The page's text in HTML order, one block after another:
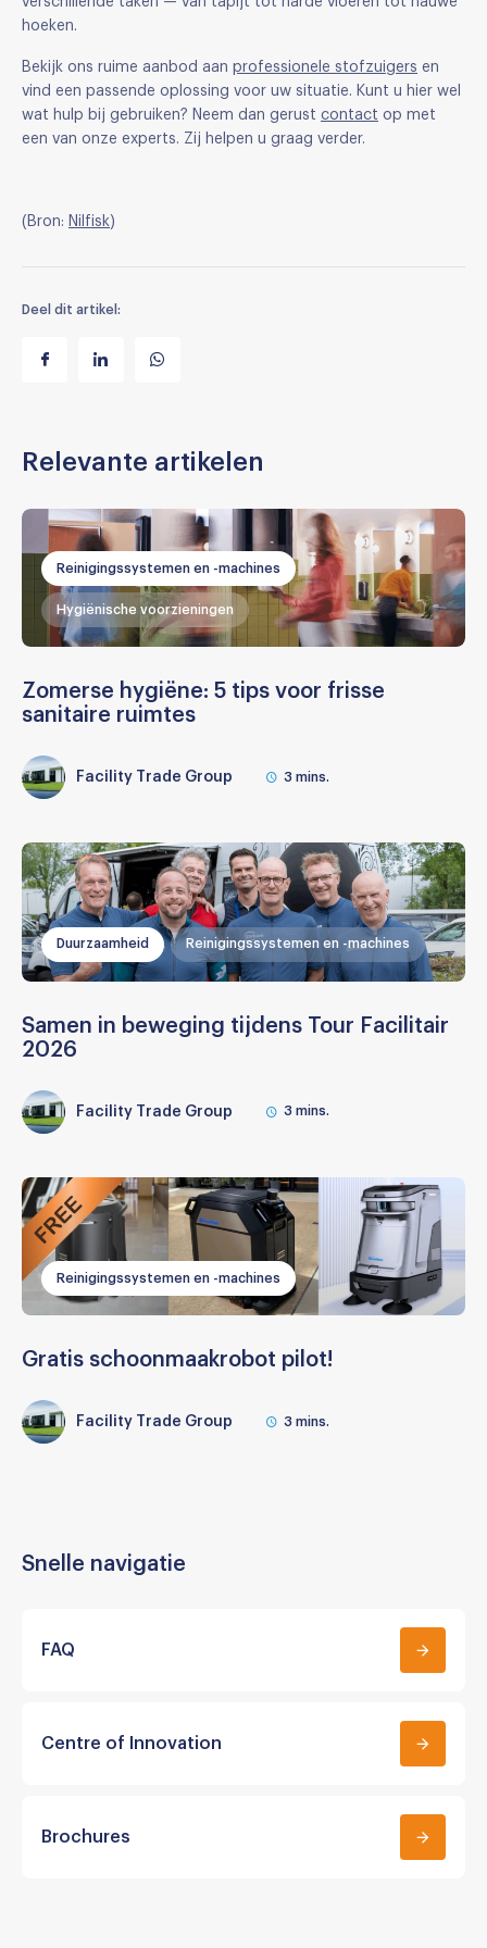
hoeken.
Bekijk ons ruime aanbod aan professionele stofzuigers en
vind een passende oplossing voor uw situatie. Kunt u hier wel
wat hulp bij gebruiken? Neem dan gerust contact op met
een van onze experts. Zij helpen u graag verder.
(Bron: Nilfisk)
Deel dit artikel:
Relevante artikelen
Reinigingssystemen en -machines
Hygiënische voorzieningen
Zomerse hygiëne: 5 tips voor frisse
sanitaire ruimtes
Facility Trade Group 3 mins.
Duurzaamheid Reinigingssystemen en -machines
Samen in beweging tijdens Tour Facilitair
2026
Facility Trade Group 3 mins.
Reinigingssystemen en -machines
Gratis schoonmaakrobot pilot!
Facility Trade Group 3 mins.
Snelle navigatie
FAQ
Centre of Innovation
Brochures